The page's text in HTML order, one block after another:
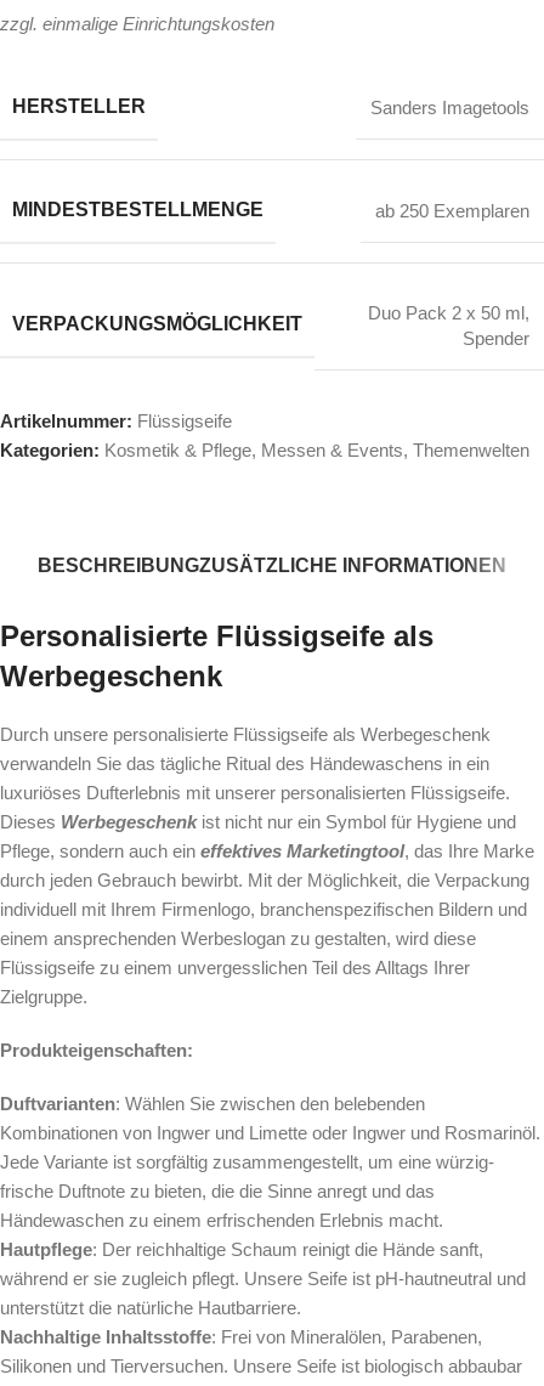
zzgl. einmalige Einrichtungskosten
HERSTELLER Sanders Imagetools
MINDESTBESTELLMENGE ab 250 Exemplaren
VERPACKUNGSMÖGLICHKEIT
Duo Pack 2 x 50 ml,
Spender
Artikelnummer: Flüssigseife
Kategorien: Kosmetik & Pflege, Messen & Events, Themenwelten
BESCHREIBUNGZUSÄTZLICHE INFORMATIONEN
Personalisierte Flüssigseife als
Werbegeschenk
Durch unsere personalisierte Flüssigseife als Werbegeschenk
verwandeln Sie das tägliche Ritual des Händewaschens in ein
luxuriöses Dufterlebnis mit unserer personalisierten Flüssigseife.
Dieses Werbegeschenkist nicht nur ein Symbol für Hygiene und
Pflege, sondern auch ein effektives Marketingtool, das Ihre Marke
durch jeden Gebrauch bewirbt. Mit der Möglichkeit, die Verpackung
individuell mit Ihrem Firmenlogo, branchenspezifischen Bildern und
einem ansprechenden Werbeslogan zu gestalten, wird diese
Flüssigseife zu einem unvergesslichen Teil des Alltags Ihrer
Zielgruppe.
Produkteigenschaften:
Duftvarianten: Wählen Sie zwischen den belebenden
Kombinationen von Ingwer und Limette oder Ingwer und Rosmarinöl.
Jede Variante ist sorgfältig zusammengestellt, um eine würzig-
frische Duftnote zu bieten, die die Sinne anregt und das
Händewaschen zu einem erfrischenden Erlebnis macht.
Hautpflege: Der reichhaltige Schaum reinigt die Hände sanft,
während er sie zugleich pflegt. Unsere Seife ist pH-hautneutral und
unterstützt die natürliche Hautbarriere.
Nachhaltige Inhaltsstoffe: Frei von Mineralölen, Parabenen,
Silikonen und Tierversuchen. Unsere Seife ist biologisch abbaubar